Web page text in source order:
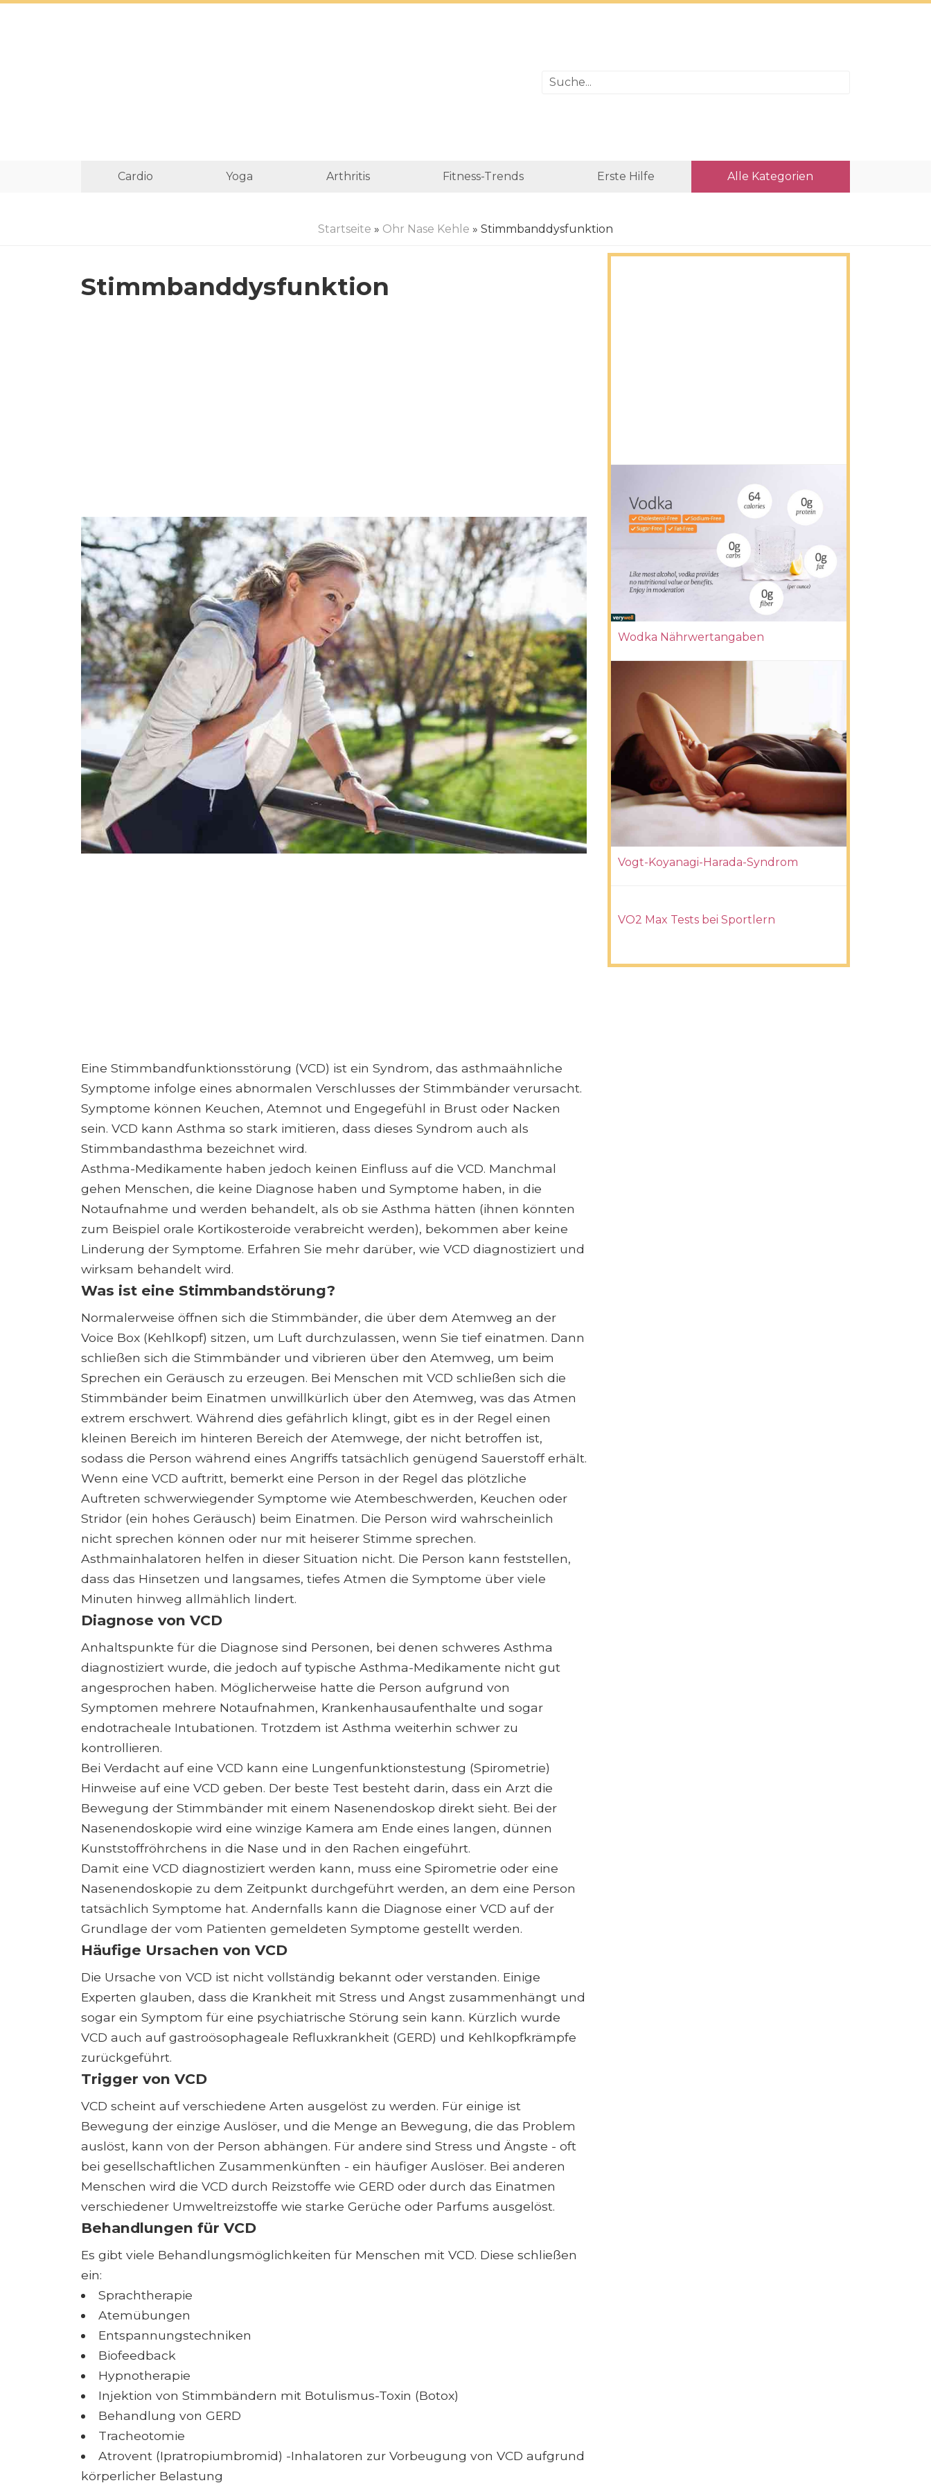
Cardio Yoga Arthritis Fitness-Trends Erste Hilfe Alle Kategorien
Startseite » Ohr Nase Kehle » Stimmbanddysfunktion
Stimmbanddysfunktion
Eine Stimmbandfunktionsstörung (VCD) ist ein Syndrom, das asthmaähnliche
Symptome infolge eines abnormalen Verschlusses der Stimmbänder verursacht.
Symptome können Keuchen, Atemnot und Engegefühl in Brust oder Nacken
sein. VCD kann Asthma so stark imitieren, dass dieses Syndrom auch als
Stimmbandasthma bezeichnet wird.
Asthma-Medikamente haben jedoch keinen Einfluss auf die VCD. Manchmal
gehen Menschen, die keine Diagnose haben und Symptome haben, in die
Notaufnahme und werden behandelt, als ob sie Asthma hätten (ihnen könnten
zum Beispiel orale Kortikosteroide verabreicht werden), bekommen aber keine
Linderung der Symptome. Erfahren Sie mehr darüber, wie VCD diagnostiziert und
wirksam behandelt wird.
Was ist eine Stimmbandstörung?
Normalerweise öffnen sich die Stimmbänder, die über dem Atemweg an der
Voice Box (Kehlkopf) sitzen, um Luft durchzulassen, wenn Sie tief einatmen. Dann
schließen sich die Stimmbänder und vibrieren über den Atemweg, um beim
Sprechen ein Geräusch zu erzeugen. Bei Menschen mit VCD schließen sich die
Stimmbänder beim Einatmen unwillkürlich über den Atemweg, was das Atmen
extrem erschwert. Während dies gefährlich klingt, gibt es in der Regel einen
kleinen Bereich im hinteren Bereich der Atemwege, der nicht betroffen ist,
sodass die Person während eines Angriffs tatsächlich genügend Sauerstoff erhält.
Wenn eine VCD auftritt, bemerkt eine Person in der Regel das plötzliche
Auftreten schwerwiegender Symptome wie Atembeschwerden, Keuchen oder
Stridor (ein hohes Geräusch) beim Einatmen. Die Person wird wahrscheinlich
nicht sprechen können oder nur mit heiserer Stimme sprechen.
Asthmainhalatoren helfen in dieser Situation nicht. Die Person kann feststellen,
dass das Hinsetzen und langsames, tiefes Atmen die Symptome über viele
Minuten hinweg allmählich lindert.
Diagnose von VCD
Anhaltspunkte für die Diagnose sind Personen, bei denen schweres Asthma
diagnostiziert wurde, die jedoch auf typische Asthma-Medikamente nicht gut
angesprochen haben. Möglicherweise hatte die Person aufgrund von
Symptomen mehrere Notaufnahmen, Krankenhausaufenthalte und sogar
endotracheale Intubationen. Trotzdem ist Asthma weiterhin schwer zu
kontrollieren.
Bei Verdacht auf eine VCD kann eine Lungenfunktionstestung (Spirometrie)
Hinweise auf eine VCD geben. Der beste Test besteht darin, dass ein Arzt die
Bewegung der Stimmbänder mit einem Nasenendoskop direkt sieht. Bei der
Nasenendoskopie wird eine winzige Kamera am Ende eines langen, dünnen
Kunststoffröhrchens in die Nase und in den Rachen eingeführt.
Damit eine VCD diagnostiziert werden kann, muss eine Spirometrie oder eine
Nasenendoskopie zu dem Zeitpunkt durchgeführt werden, an dem eine Person
tatsächlich Symptome hat. Andernfalls kann die Diagnose einer VCD auf der
Grundlage der vom Patienten gemeldeten Symptome gestellt werden.
Häufige Ursachen von VCD
Die Ursache von VCD ist nicht vollständig bekannt oder verstanden. Einige
Experten glauben, dass die Krankheit mit Stress und Angst zusammenhängt und
sogar ein Symptom für eine psychiatrische Störung sein kann. Kürzlich wurde
VCD auch auf gastroösophageale Refluxkrankheit (GERD) und Kehlkopfkrämpfe
zurückgeführt.
Trigger von VCD
VCD scheint auf verschiedene Arten ausgelöst zu werden. Für einige ist
Bewegung der einzige Auslöser, und die Menge an Bewegung, die das Problem
auslöst, kann von der Person abhängen. Für andere sind Stress und Ängste - oft
bei gesellschaftlichen Zusammenkünften - ein häufiger Auslöser. Bei anderen
Menschen wird die VCD durch Reizstoffe wie GERD oder durch das Einatmen
verschiedener Umweltreizstoffe wie starke Gerüche oder Parfums ausgelöst.
Behandlungen für VCD
Es gibt viele Behandlungsmöglichkeiten für Menschen mit VCD. Diese schließen
ein:
Sprachtherapie
Atemübungen
Entspannungstechniken
Biofeedback
Hypnotherapie
Injektion von Stimmbändern mit Botulismus-Toxin (Botox)
Behandlung von GERD
Tracheotomie
Atrovent (Ipratropiumbromid) -Inhalatoren zur Vorbeugung von VCD aufgrund
körperlicher Belastung
Wodka Nährwertangaben
Vogt-Koyanagi-Harada-Syndrom
VO2 Max Tests bei Sportlern